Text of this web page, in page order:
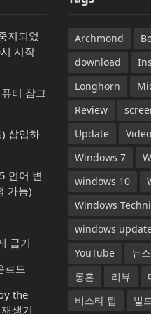
지되었
시작
터 잠그
삽입하
언어 변
가능)
굽기
로드
the
생기
Archmond
download
Longhorn
Review
Update
Video
Windows 7
windows 10
Windows
windows
YouTube
뉴스
롱혼
리뷰
비스타 팁
빌